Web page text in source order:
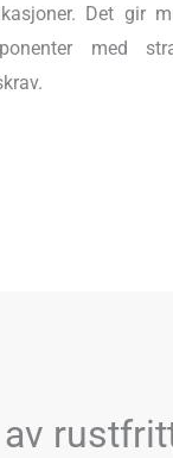
Det gir
med